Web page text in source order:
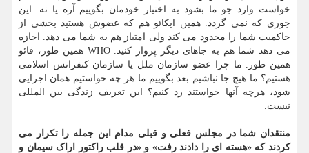
خواست وارد جو ما بشود به اختیار خودمان بگوییم آره یا نه. این
جوری که نمی گردد. همین ایکائو هم که عضوش هستید بخشی از
حاکمیت شما را محدود می کند ولی امتیاز هم به شما می دهد. اجازه
می دهد شما هم به جاهای دیگر پرواز کنید. WHO همین طور، فائو
همین طور. ما چرا عضو سازمان ملل یا سازمان کنفرانس اسلامی
هستیم؟ ما هیچ جا نباشیم بعد بگوییم ما هر چه خواستیم همان اجرایی
شود، هرچه آنها خواستند رد کنیم؟ این تعریف زندگی بین المللی
نیست.
منتقدان شما در مجلس فعلی و قبلی مدام این جمله را تکرار می
کردند که «هسته ای را دادند رفت» و «در قلب راکتور اراک سیمان و